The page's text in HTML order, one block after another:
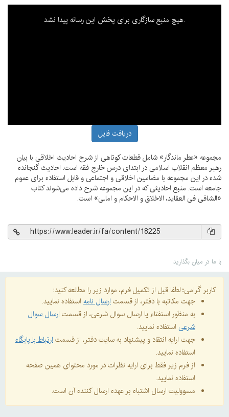
This is a modal window.
هیچ منبع سازگاری برای پخش این رسانه پیدا نشد.
دریافت فایل
مجموعه «عطر ماندگار» شامل قطعات کوتاهی از شرح احادیث اخلاقی با بیان
رهبر معظم انقلاب اسلامی در ابتدای درس خارج فقه است. احادیث گنجانده
شده در این مجموعه با مضامین اخلاقی و اجتماعی و قابل استفاده برای عموم
جامعه است. منبع احادیثی که در این مجموعه شرح داده می‌شوند کتاب
«الشافی فی العقاید، الاخلاق و الاحکام و امالی» است.
با ما در میان بگذارید
کاربر گرامی؛ لطفا قبل از تکمیل فرم، موارد زیر را مطالعه کنید:
جهت مکاتبه با دفتر، از قسمتارسال نامه استفاده نمایید.
به منظور استفتاء یا ارسال سوال شرعی، از قسمتارسال سوال
شرعی استفاده نمایید.
جهت ارایه انتقاد و پیشنهاد به سایت دفتر، از قسمتارتباط با پایگاه
استفاده نمایید.
از فرم زیر فقط برای ارایه نظرات در مورد محتوای همین صفحه
استفاده نمایید.
مسوولیت ارسال اشتباه بر عهده ارسال کننده آن است.